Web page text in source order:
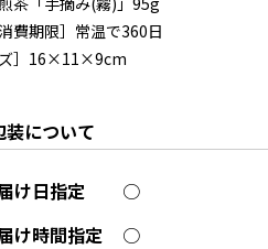
消費期限］常温で360日
ズ］16×11×9cm
装について
け日指定
○
け時間指定
○